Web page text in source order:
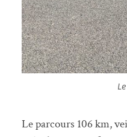
Le parcours 106 km,